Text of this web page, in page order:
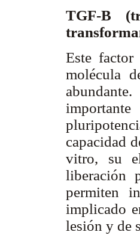
TGF-B
Este
molécula
capacidad
vitro, su
liberación
permiten
implicado
lesión y de